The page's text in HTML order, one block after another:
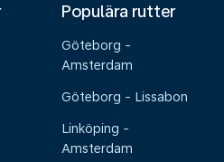
Populära rutter
Göteborg -
Amsterdam
Göteborg - Lissabon
Linköping -
Amsterdam